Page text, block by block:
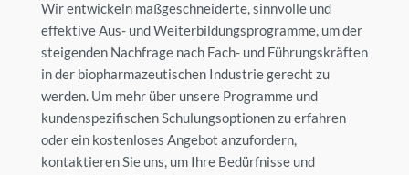
Wir entwickeln maßgeschneiderte, sinnvolle und
effektive Aus- und Weiterbildungsprogramme, um der
steigenden Nachfrage nach Fach- und Führungskräften
in der biopharmazeutischen Industrie gerecht zu
werden. Um mehr über unsere Programme und
kundenspezifischen Schulungsoptionen zu erfahren
oder ein kostenloses Angebot anzufordern,
kontaktieren Sie uns, um Ihre Bedürfnisse und